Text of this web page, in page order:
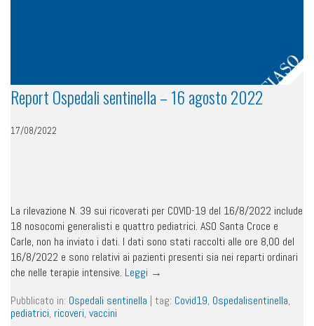
Report Ospedali sentinella – 16 agosto 2022
17/08/2022
La rilevazione N. 39 sui ricoverati per COVID-19 del 16/8/2022 include
18 nosocomi generalisti e quattro pediatrici. ASO Santa Croce e
Carle, non ha inviato i dati. I dati sono stati raccolti alle ore 8,00 del
16/8/2022 e sono relativi ai pazienti presenti sia nei reparti ordinari
che nelle terapie intensive. Leggi →
Pubblicato in: Ospedali sentinella | tag: Covid19, Ospedalisentinella,
pediatrici, ricoveri, vaccini